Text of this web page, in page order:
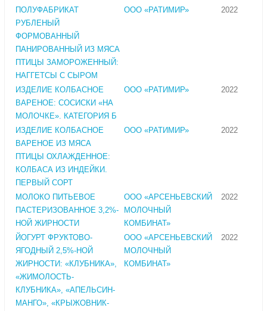
ПОЛУФАБРИКАТ
РУБЛЕНЫЙ
ФОРМОВАННЫЙ
ПАНИРОВАННЫЙ ИЗ МЯСА
ПТИЦЫ ЗАМОРОЖЕННЫЙ:
НАГГЕТСЫ С СЫРОМ
ООО «РАТИМИР» 2022
ИЗДЕЛИЕ КОЛБАСНОЕ
ВАРЕНОЕ: СОСИСКИ «НА
МОЛОЧКЕ». КАТЕГОРИЯ Б
ООО «РАТИМИР» 2022
ИЗДЕЛИЕ КОЛБАСНОЕ
ВАРЕНОЕ ИЗ МЯСА
ПТИЦЫ ОХЛАЖДЕННОЕ:
КОЛБАСА ИЗ ИНДЕЙКИ.
ПЕРВЫЙ СОРТ
ООО «РАТИМИР» 2022
МОЛОКО ПИТЬЕВОЕ
ПАСТЕРИЗОВАННОЕ 3,2%-
НОЙ ЖИРНОСТИ
ООО «АРСЕНЬЕВСКИЙ
МОЛОЧНЫЙ
КОМБИНАТ»
2022
ЙОГУРТ ФРУКТОВО-
ЯГОДНЫЙ 2,5%-НОЙ
ЖИРНОСТИ: «КЛУБНИКА»,
«ЖИМОЛОСТЬ-
КЛУБНИКА», «АПЕЛЬСИН-
МАНГО», «КРЫЖОВНИК-
ООО «АРСЕНЬЕВСКИЙ
МОЛОЧНЫЙ
КОМБИНАТ»
2022